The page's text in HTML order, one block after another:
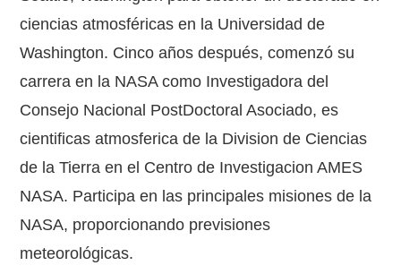
ciencias atmosféricas en la Universidad de
Washington. Cinco años después, comenzó su
carrera en la NASA como Investigadora del
Consejo Nacional PostDoctoral Asociado, es
cientificas atmosferica de la Division de Ciencias
de la Tierra en el Centro de Investigacion AMES
NASA. Participa en las principales misiones de la
NASA, proporcionando previsiones
meteorológicas.